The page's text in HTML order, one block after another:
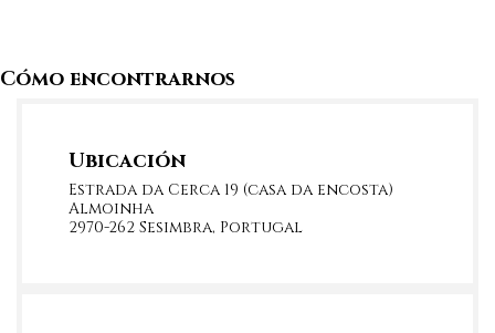
Cómo encontrarnos
Ubicación
Estrada da Cerca 19 (casa da encosta)
Almoinha
2970-262 Sesimbra, Portugal